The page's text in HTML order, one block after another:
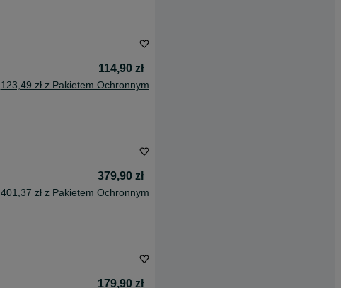
114,90 zł
123,49 zł z Pakietem Ochronnym
379,90 zł
401,37 zł z Pakietem Ochronnym
179,90 zł